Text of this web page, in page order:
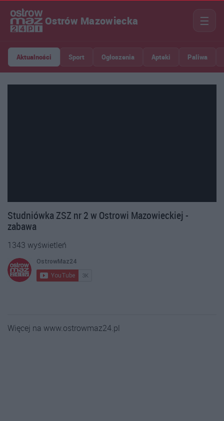
Ostrów Mazowiecka ☰
Aktualności Sport Ogłoszenia Apteki Paliwa
Studniówka ZSZ nr 2 w Ostrowi Mazowieckiej -
zabawa
1343 wyświetleń
Więcej na www.ostrowmaz24.pl